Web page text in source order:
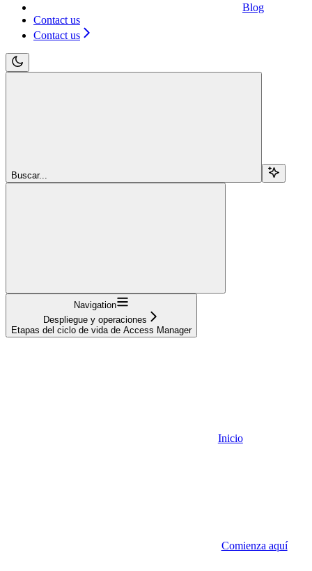
Blog
Contact us
Contact us
Buscar...
Navigation
Despliegue y operaciones
Etapas del ciclo de vida de Access Manager
Inicio
Comienza aquí